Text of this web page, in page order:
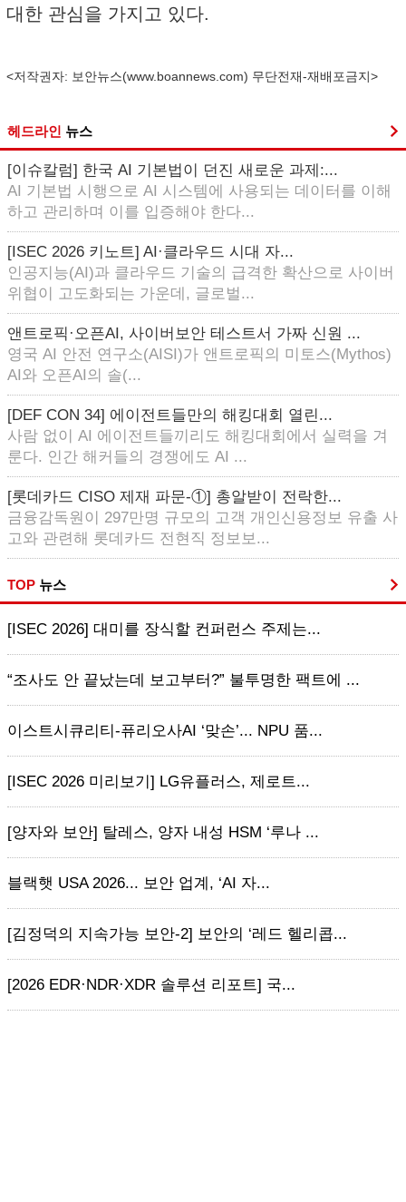
대한 관심을 가지고 있다.
<저작권자: 보안뉴스(www.boannews.com) 무단전재-재배포금지>
헤드라인 뉴스
[이슈칼럼] 한국 AI 기본법이 던진 새로운 과제:...
AI 기본법 시행으로 AI 시스템에 사용되는 데이터를 이해
하고 관리하며 이를 입증해야 한다...
[ISEC 2026 키노트] AI·클라우드 시대 자...
인공지능(AI)과 클라우드 기술의 급격한 확산으로 사이버
위협이 고도화되는 가운데, 글로벌...
앤트로픽·오픈AI, 사이버보안 테스트서 가짜 신원 ...
영국 AI 안전 연구소(AISI)가 앤트로픽의 미토스(Mythos)
AI와 오픈AI의 솔(...
[DEF CON 34] 에이전트들만의 해킹대회 열린...
사람 없이 AI 에이전트들끼리도 해킹대회에서 실력을 겨
룬다. 인간 해커들의 경쟁에도 AI ...
[롯데카드 CISO 제재 파문-①] 총알받이 전락한...
금융감독원이 297만명 규모의 고객 개인신용정보 유출 사
고와 관련해 롯데카드 전현직 정보보...
TOP 뉴스
[ISEC 2026] 대미를 장식할 컨퍼런스 주제는...
“조사도 안 끝났는데 보고부터?” 불투명한 팩트에 ...
이스트시큐리티-퓨리오사AI ‘맞손’... NPU 품...
[ISEC 2026 미리보기] LG유플러스, 제로트...
[양자와 보안] 탈레스, 양자 내성 HSM ‘루나 ...
블랙햇 USA 2026... 보안 업계, ‘AI 자...
[김정덕의 지속가능 보안-2] 보안의 ‘레드 헬리콥...
[2026 EDR·NDR·XDR 솔루션 리포트] 국...